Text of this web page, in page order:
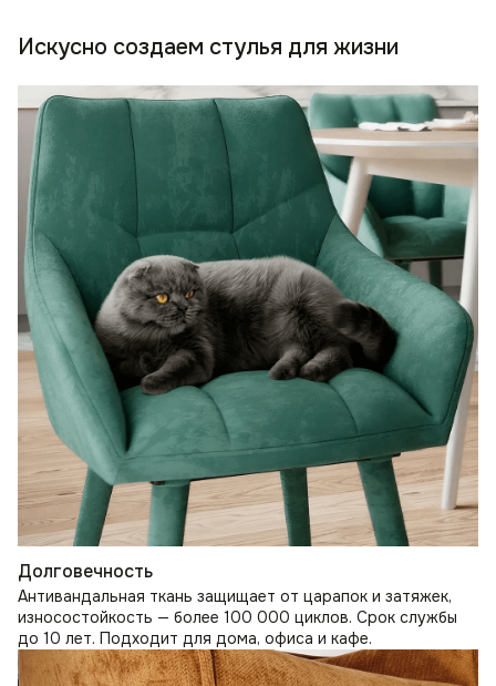
Искусно создаем стулья для жизни
Долговечность
Антивандальная ткань защищает от царапок и затяжек,
износостойкость — более 100 000 циклов. Срок службы
до 10 лет. Подходит для дома, офиса и кафе.